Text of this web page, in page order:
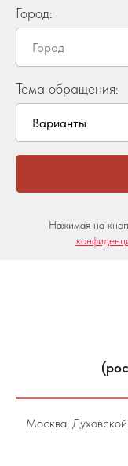
Город:
Тема обращения:
Нажимая на
Москва,